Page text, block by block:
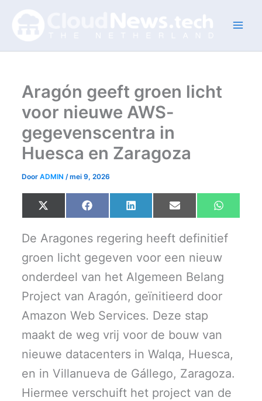
inhoud
Aragón geeft groen licht
voor nieuwe AWS-
gegevenscentra in
Huesca en Zaragoza
DoorADMIN/mei 9, 2026
Share
on
X
(
w
i
t
r
)
Share
on
F
a
e
b
o
Share
on
L
i
k
e
I
Share
on
E
m
i
l
Share
on
W
h
t
s
De Aragones regering heeft definitief
groen licht gegeven voor een nieuw
onderdeel van het Algemeen Belang
Project van Aragón, geïnitieerd door
Amazon Web Services. Deze stap
maakt de weg vrij voor de bouw van
nieuwe datacenters in Walqa, Huesca,
en in Villanueva de Gállego, Zaragoza.
Hiermee verschuift het project van de